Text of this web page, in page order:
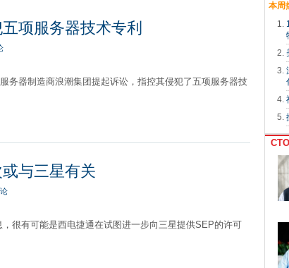
项服务器技术专利
务器制造商浪潮集团提起诉讼，指控其侵犯了五项服务器技
与三星有关
很有可能是西电捷通在试图进一步向三星提供SEP的许可
本周